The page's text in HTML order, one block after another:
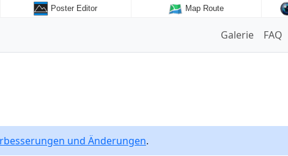
Poster Editor Map Route
Galerie FAQ
und Änderungen.